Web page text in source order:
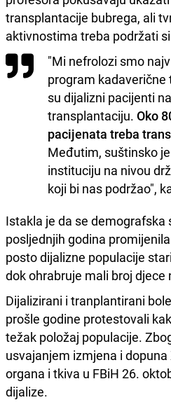
transplantacije bubrega, ali
aktivnostima treba podržati
"Mi nefrolozi smo
program
su dijalizni pacijenti
transplantaciju. Oko
pacijenata treba
Međutim, suštinsko
instituciju na nivou
koji bi nas podržao",
Istakla je da se
posljednjih godina
posto dijalizne populacije
dok ohrabruje mali broj djece
Dijalizirani i tranplantirani
prošle godine protestovali
težak položaj populacije.
usvajanjem izmjena i
organa i tkiva u FBiH 26.
dijalize.